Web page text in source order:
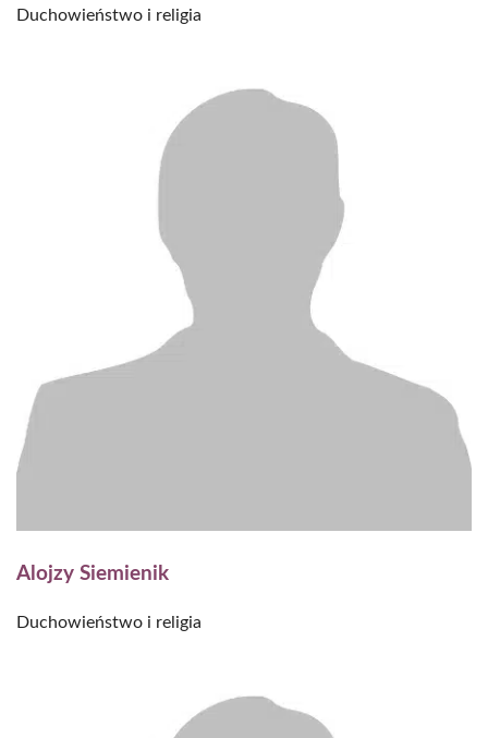
Duchowieństwo i religia
Alojzy Siemienik
Duchowieństwo i religia